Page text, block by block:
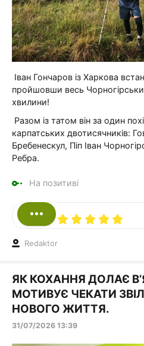
Іван Гончаров із Харкова
пройшовши весь
хвилини!
Разом із татом він за один
карпатських двотисячників:
Бребенескул, Піп Іван
Ребра.
На позитиві
Redaktor
ЯК КОХАННЯ ДОЛАЄ
МОТИВУЄ ЧЕКАТИ
НОВОГО ЖИТТЯ.
31/07/2026 13:39